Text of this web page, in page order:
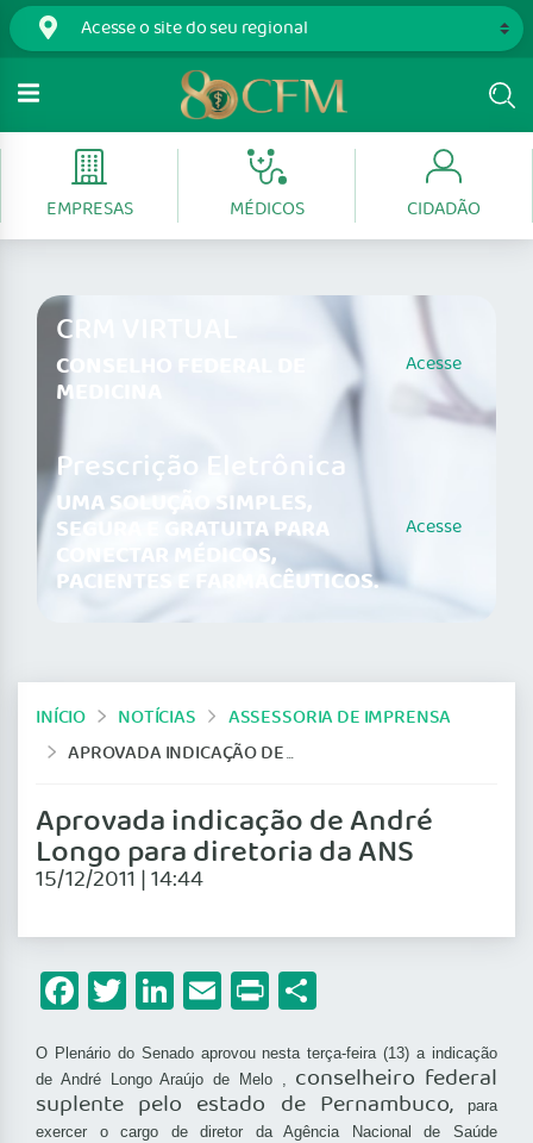
EMPRESAS MÉDICOS CIDADÃO
CRM VIRTUAL
CONSELHO FEDERAL DE
MEDICINA
Acesse
Prescrição Eletrônica
UMA SOLUÇÃO SIMPLES,
SEGURA E GRATUITA PARA
CONECTAR MÉDICOS,
PACIENTES E FARMACÊUTICOS.
Acesse
INÍCIO NOTÍCIAS
ASSESSORIA DE IMPRENSA
APROVADA INDICAÇÃO DE ANDRÉ LONGO PARA DIRETORIA DA ANS
Aprovada indicação de André
Longo para diretoria da ANS
15/12/2011 | 14:44
Facebook
Twitter
LinkedIn
Email
Print
O Plenário do Senado aprovou nesta terça-feira (13) a indicação
de André Longo Araújo de Melo , conselheiro federal
suplente pelo estado de Pernambuco,
para
exercer o cargo de diretor da Agência Nacional de Saúde